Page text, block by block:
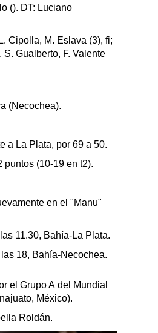
(). DT: Luciano
Cipolla, M. Eslava (3), fi;
S. Gualberto, F. Valente
(Necochea).
a La Plata, por 69 a 50.
puntos (10-19 en t2).
en el "Manu"
11.30, Bahía-La Plata.
18, Bahía-Necochea.
el Grupo A del Mundial
México).
Roldán.